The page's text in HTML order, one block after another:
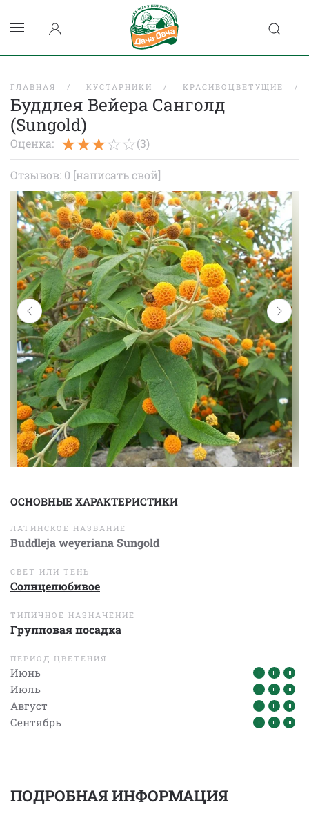
ГЛАВНАЯ КУСТАРНИКИ КРАСИВОЦВЕТУЩИЕ
Буддлея Вейера Санголд
(Sungold)
Оценка: (3)
Отзывов: 0 [написать свой]
ОСНОВНЫЕ ХАРАКТЕРИСТИКИ
ЛАТИНСКОЕ НАЗВАНИЕ
Buddleja weyeriana Sungold
СВЕТ ИЛИ ТЕНЬ
Солнцелюбивое
ТИПИЧНОЕ НАЗНАЧЕНИЕ
Групповая посадка
ПЕРИОД ЦВЕТЕНИЯ
Июнь
Июль
Август
Сентябрь
ПОДРОБНАЯ ИНФОРМАЦИЯ